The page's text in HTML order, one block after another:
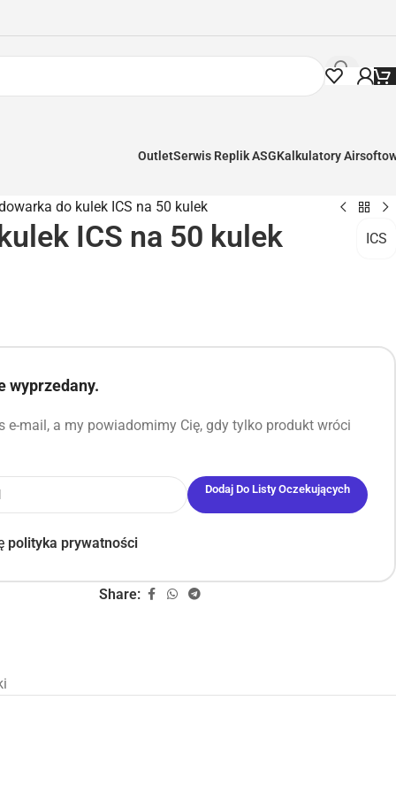
OutletSerwis Replik ASGKalkulatory
do kulek ICS na 50 kulek
ICS na 50 kulek ICS
wyprzedany.
e-mail, a my powiadomimy Cię, gdy tylko produkt wróci
Dodaj Do Listy Oczekujących
polityka prywatności
Share: